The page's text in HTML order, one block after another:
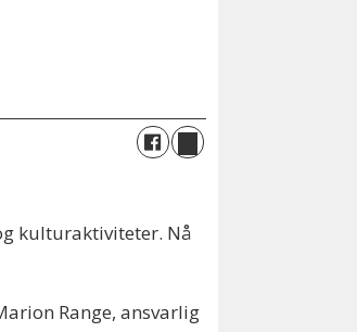
kulturaktiviteter. Nå
Range, ansvarlig